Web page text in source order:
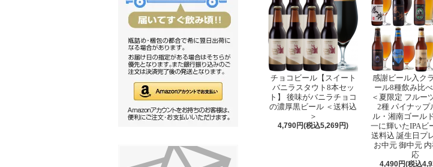
チョコビール【スイート
バニラスタウト8本セッ
ト】 後味がバニラチョコ
の濃厚黒ビール ＜送料込
＞
4,790円(税込5,269円)
感謝ビール入ク
ール8種飲み比
＜夏限定 フルー
2種 パイナップ
ル・湘南ゴール
一に輝いたIPAビ
送料込 誕生日プ
お中元 御中元
応
4,490円(税込